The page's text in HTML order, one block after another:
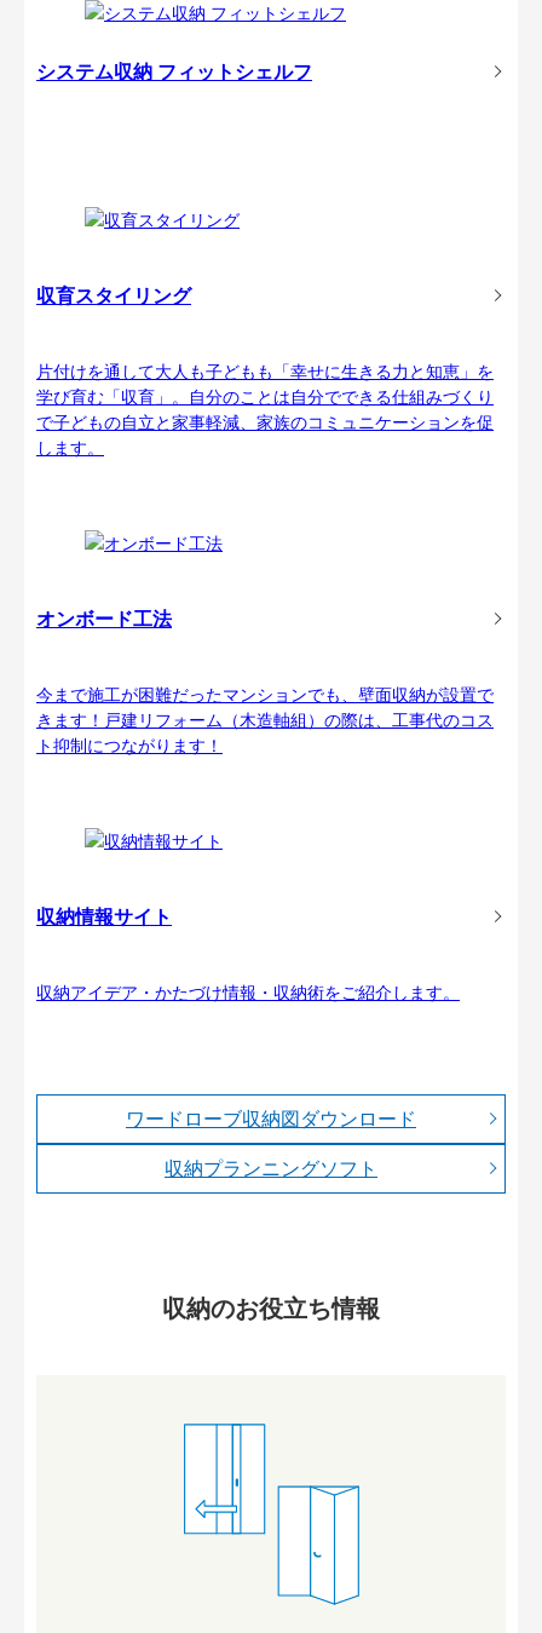
システム収納 フィットシェルフ
収育スタイリング
片付けを通して大人も子どもも「幸せに生きる力と知恵」を
学び育む「収育」。自分のことは自分でできる仕組みづくり
で子どもの自立と家事軽減、家族のコミュニケーションを促
します。
オンボード工法
今まで施工が困難だったマンションでも、壁面収納が設置で
きます！戸建リフォーム（木造軸組）の際は、工事代のコス
ト抑制につながります！
収納情報サイト
収納アイデア・かたづけ情報・収納術をご紹介します。
ワードローブ収納図ダウンロード
収納プランニングソフト
収納のお役立ち情報